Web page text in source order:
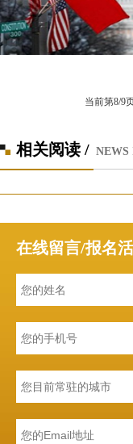
当前第8/9
相关阅读 /
在线留言/报名